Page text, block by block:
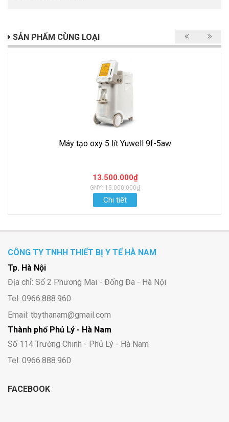
SẢN PHẨM CÙNG LOẠI
Máy tạo oxy 5 lít Yuwell 9f-5aw
13.500.000₫
GNY: 15.000.000₫
Chi tiết
CÔNG TY TNHH THIẾT BỊ Y TẾ HÀ NAM
Tp. Hà Nội
Địa chỉ: Số 2 Phương Mai - Đống Đa - Hà Nội
Tel: 0966.888.960
Email: tbythanam@gmail.com
Thành phố Phủ Lý - Hà Nam
Số 114 Trường Chinh - Phủ Lý - Hà Nam
Tel: 0966.888.960
FACEBOOK